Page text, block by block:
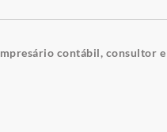
contábil, consultor